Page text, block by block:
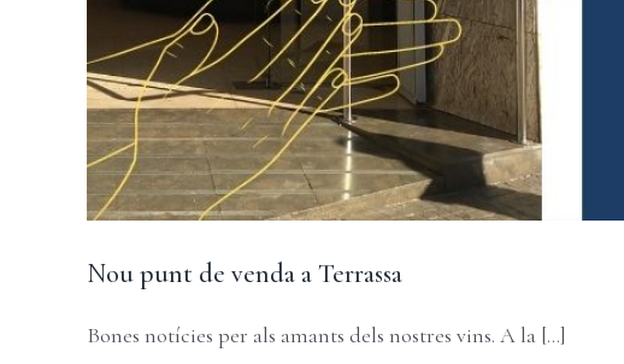
Nou punt de venda a Terrassa
Bones notícies per als amants dels nostres vins. A la [...]